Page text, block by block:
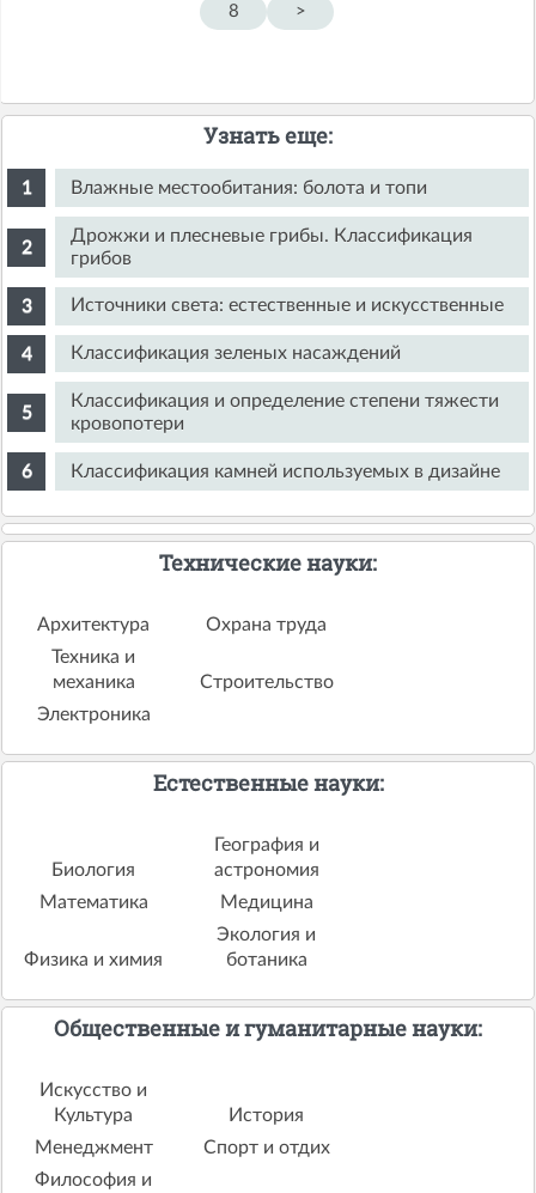
8
>
Узнать еще:
Влажные местообитания: болота и топи
Дрожжи и плесневые грибы. Классификация
грибов
Источники света: естественные и искусственные
Классификация зеленых насаждений
Классификация и определение степени тяжести
кровопотери
Классификация камней используемых в дизайне
Технические науки:
Архитектура
Охрана труда
Техника и
механика
Строительство
Электроника
Естественные науки:
Биология
География и
астрономия
Математика
Медицина
Физика и химия
Экология и
ботаника
Общественные и гуманитарные науки:
Искусство и
Культура
История
Менеджмент
Спорт и отдих
Философия и